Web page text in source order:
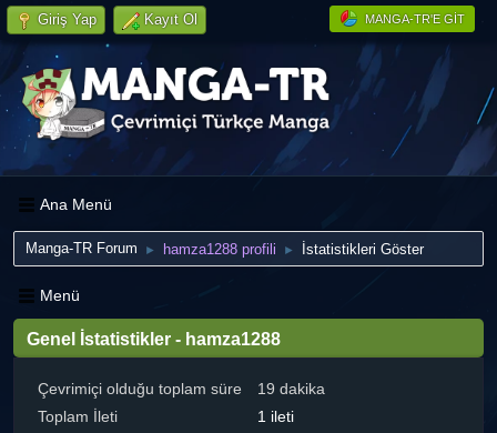
MANGA-TR'E GIT
Giriş Yap Kayıt Ol
Ana Menü
Manga-TR Forum ► hamza1288 profili ► İstatistikleri Göster
Menü
Genel İstatistikler - hamza1288
Çevrimiçi olduğu toplam süre
19 dakika
Toplam İleti
1 ileti